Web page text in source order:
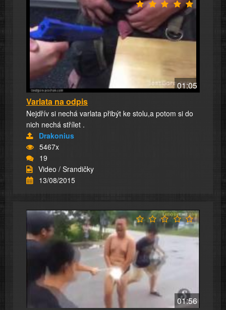
01:05
Varlata na odpis
Nejdřív si nechá varlata přibýt ke stolu,a potom si do
nich nechá střílet .
Drakonius
5467x
19
Video / Srandičky
13/08/2015
01:56